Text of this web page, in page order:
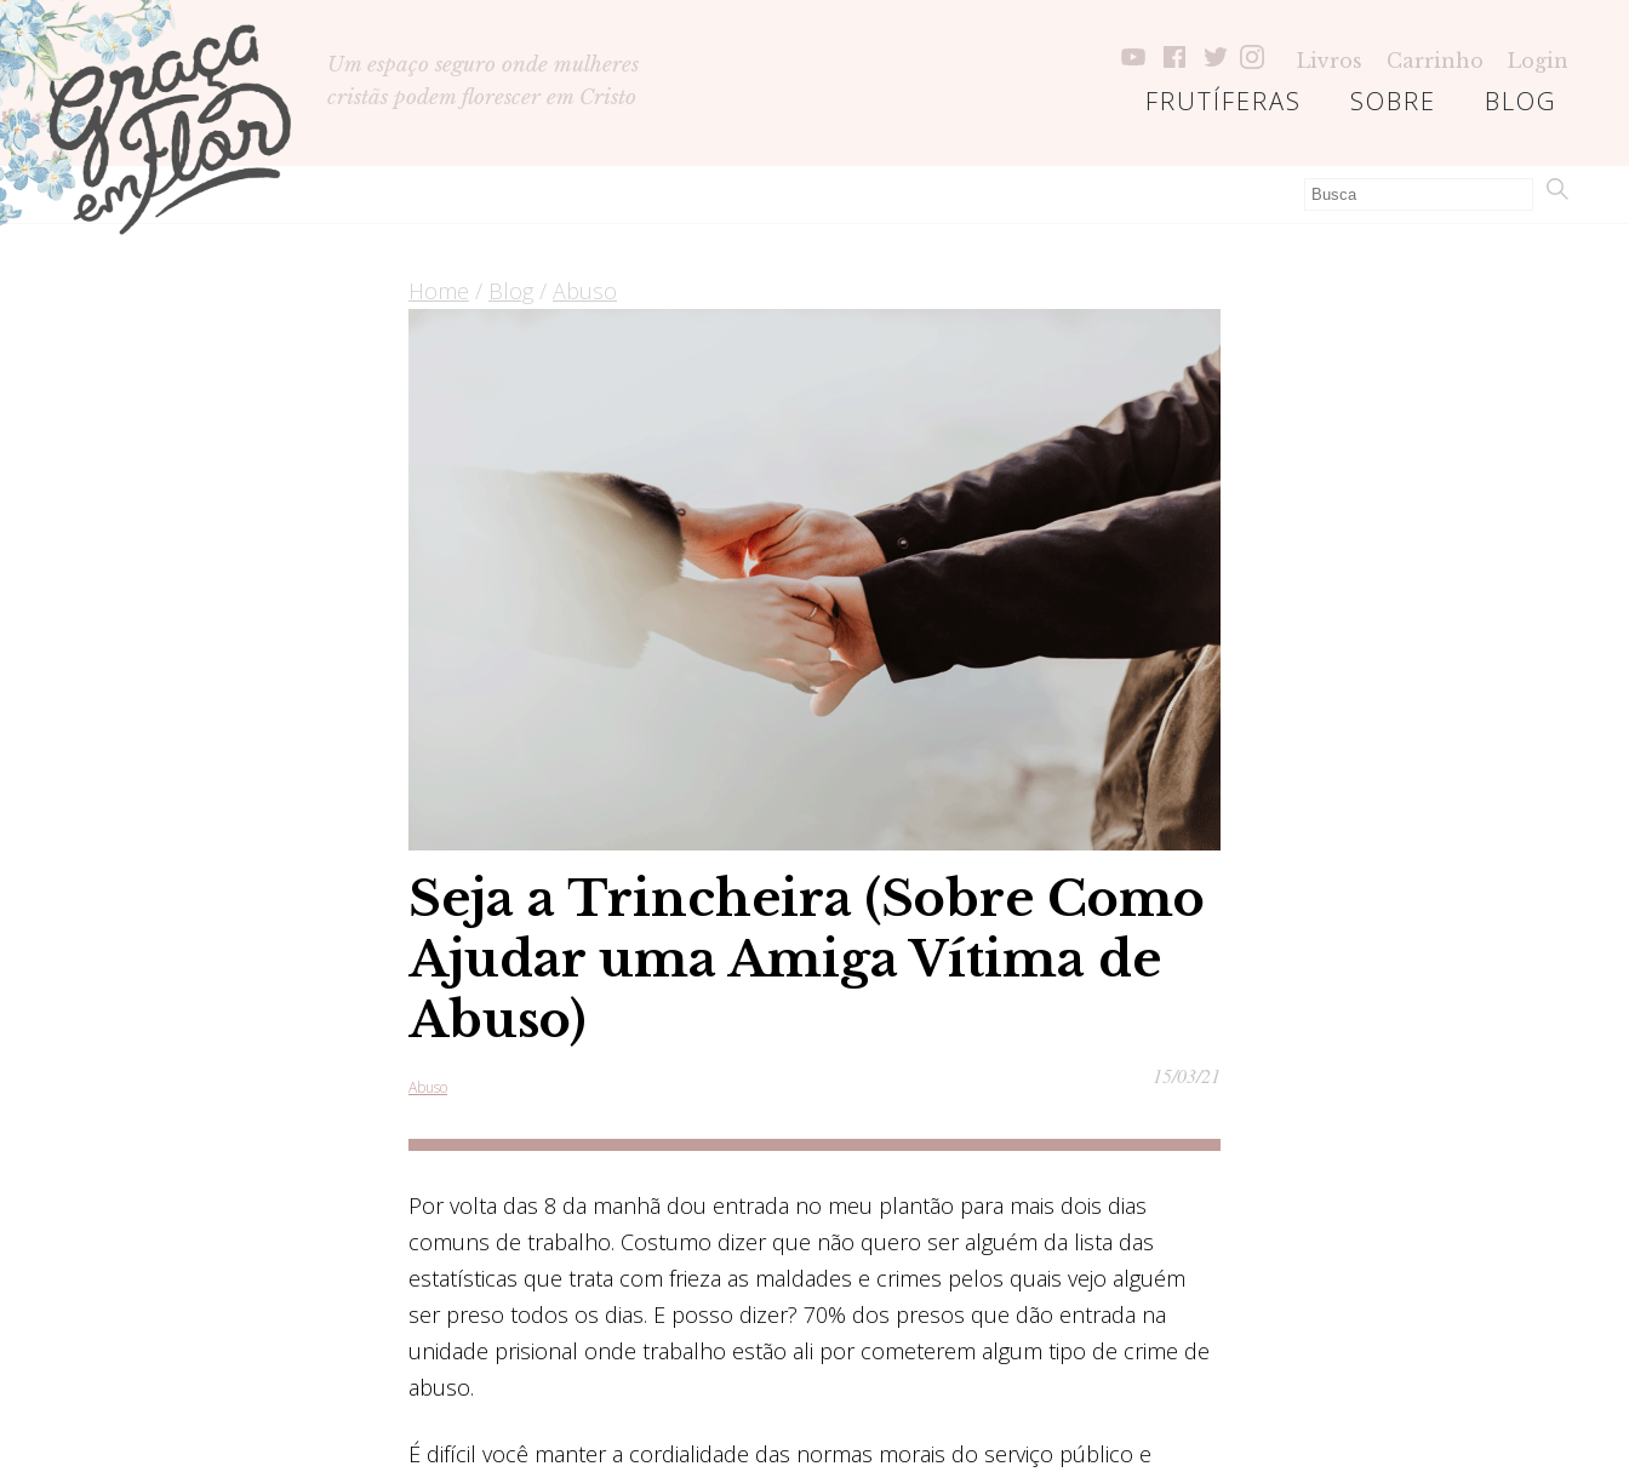
Um espaço seguro onde mulheres
cristãs podem florescer em Cristo
Livros Carrinho Login
BLOG
SOBRE
FRUTÍFERAS
Home / Blog / Abuso
Seja a Trincheira (Sobre Como
Ajudar uma Amiga Vítima de
Abuso)
Abuso 15/03/21
Por volta das 8 da manhã dou entrada no meu plantão para mais dois dias
comuns de trabalho. Costumo dizer que não quero ser alguém da lista das
estatísticas que trata com frieza as maldades e crimes pelos quais vejo alguém
ser preso todos os dias. E posso dizer? 70% dos presos que dão entrada na
unidade prisional onde trabalho estão ali por cometerem algum tipo de crime de
abuso.
É difícil você manter a cordialidade das normas morais do serviço público e